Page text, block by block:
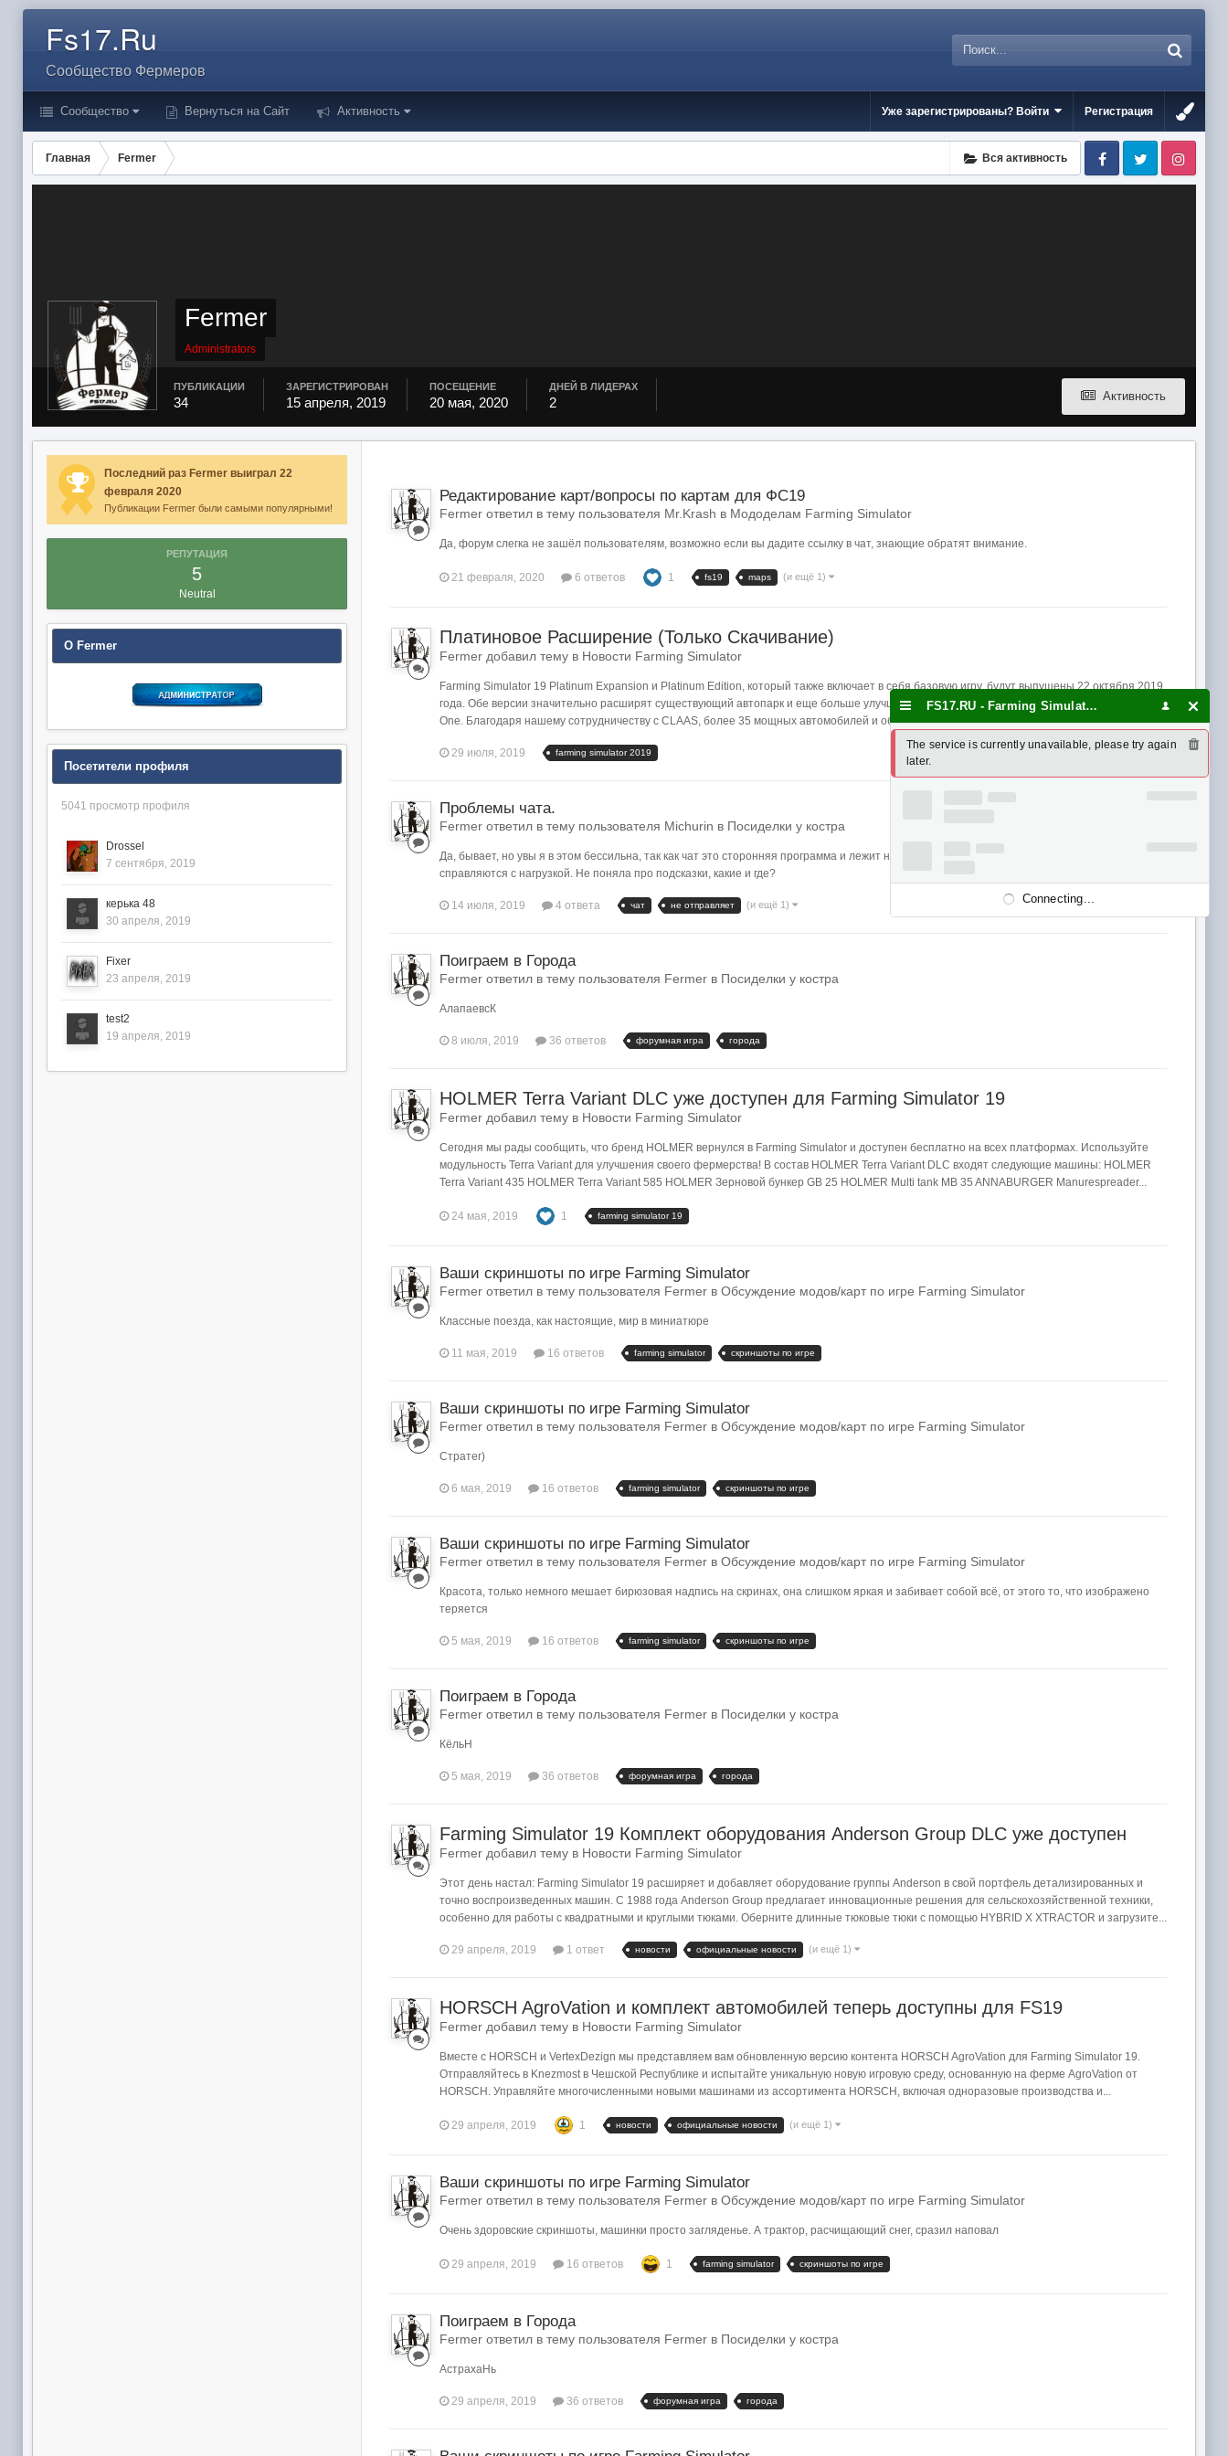
Fs17.Ru
Сообщество Фермеров
Сообщество Вернуться на Сайт Активность Уже зарегистрированы? Войти Регистрация
Вся активность
Главная Fermer FacebookTwitter
Fermer
Administrators
Активность
ПУБЛИКАЦИИ
34
ЗАРЕГИСТРИРОВАН
15 апреля, 2019
ПОСЕЩЕНИЕ
20 мая, 2020
ДНЕЙ В ЛИДЕРАХ
2
Последний раз Fermer выиграл 22
февраля 2020
Публикации Fermer были самыми популярными!
РЕПУТАЦИЯ
5
Neutral
О Fermer
Посетители профиля
5041 просмотр профиля
Drossel
7 сентября, 2019
керька 48
30 апреля, 2019
Fixer
23 апреля, 2019
test2
19 апреля, 2019
Редактирование карт/вопросы по картам для ФС19
Fermer ответил в тему пользователя Mr.Krash в Мододелам Farming Simulator
Да, форум слегка не зашёл пользователям, возможно если вы дадите ссылку в чат, знающие обратят внимание.
21 февраля, 2020 6 ответов 1 fs19 maps (и ещё 1)
Платиновое Расширение (Только Скачивание)
Fermer добавил тему в Новости Farming Simulator
Farming Simulator 19 Platinum Expansion и Platinum Edition, который также включает в себя базовую игру, будут выпущены 22 октября 2019
года. Обе версии значительно расширят существующий автопарк и еще больше улучшат игровой опыт на PC / Mac, PlayStation 4 и Xbox
One. Благодаря нашему сотрудничеству с CLAAS, более 35 мощных автомобилей и оборудования из ультрасовременного ассортимента...
29 июля, 2019 farming simulator 2019
Проблемы чата.
Fermer ответил в тему пользователя Michurin в Посиделки у костра
Да, бывает, но увы я в этом бессильна, так как чат это сторонняя программа и лежит на серваке разработчика. И иногда видимо серваки не
справляются с нагрузкой. Не поняла про подсказки, какие и где?
14 июля, 2019 4 ответа чат не отправляет (и ещё 1)
Поиграем в Города
Fermer ответил в тему пользователя Fermer в Посиделки у костра
АлапаевсК
8 июля, 2019 36 ответов форумная игра города
HOLMER Terra Variant DLC уже доступен для Farming Simulator 19
Fermer добавил тему в Новости Farming Simulator
Сегодня мы рады сообщить, что бренд HOLMER вернулся в Farming Simulator и доступен бесплатно на всех платформах. Используйте
модульность Terra Variant для улучшения своего фермерства! В состав HOLMER Terra Variant DLC входят следующие машины: HOLMER
Terra Variant 435 HOLMER Terra Variant 585 HOLMER Зерновой бункер GB 25 HOLMER Multi tank MB 35 ANNABURGER Manurespreader...
24 мая, 2019 1 farming simulator 19
Ваши скриншоты по игре Farming Simulator
Fermer ответил в тему пользователя Fermer в Обсуждение модов/карт по игре Farming Simulator
Классные поезда, как настоящие, мир в миниатюре
11 мая, 2019 16 ответов farming simulator скриншоты по игре
Ваши скриншоты по игре Farming Simulator
Fermer ответил в тему пользователя Fermer в Обсуждение модов/карт по игре Farming Simulator
Стратег)
6 мая, 2019 16 ответов farming simulator скриншоты по игре
Ваши скриншоты по игре Farming Simulator
Fermer ответил в тему пользователя Fermer в Обсуждение модов/карт по игре Farming Simulator
Красота, только немного мешает бирюзовая надпись на скринах, она слишком яркая и забивает собой всё, от этого то, что изображено
теряется
5 мая, 2019 16 ответов farming simulator скриншоты по игре
Поиграем в Города
Fermer ответил в тему пользователя Fermer в Посиделки у костра
КёльН
5 мая, 2019 36 ответов форумная игра города
Farming Simulator 19 Комплект оборудования Anderson Group DLC уже доступен
Fermer добавил тему в Новости Farming Simulator
Этот день настал: Farming Simulator 19 расширяет и добавляет оборудование группы Anderson в свой портфель детализированных и
точно воспроизведенных машин. С 1988 года Anderson Group предлагает инновационные решения для сельскохозяйственной техники,
особенно для работы с квадратными и круглыми тюками. Оберните длинные тюковые тюки с помощью HYBRID X XTRACTOR и загрузите...
29 апреля, 2019 1 ответ новости официальные новости (и ещё 1)
HORSCH AgroVation и комплект автомобилей теперь доступны для FS19
Fermer добавил тему в Новости Farming Simulator
Вместе с HORSCH и VertexDezign мы представляем вам обновленную версию контента HORSCH AgroVation для Farming Simulator 19.
Отправляйтесь в Knezmost в Чешской Республике и испытайте уникальную новую игровую среду, основанную на ферме AgroVation от
HORSCH. Управляйте многочисленными новыми машинами из ассортимента HORSCH, включая одноразовые производства и...
29 апреля, 2019 1 новости официальные новости (и ещё 1)
Ваши скриншоты по игре Farming Simulator
Fermer ответил в тему пользователя Fermer в Обсуждение модов/карт по игре Farming Simulator
Очень здоровские скриншоты, машинки просто загляденье. А трактор, расчищающий снег, сразил наповал
29 апреля, 2019 16 ответов 1 farming simulator скриншоты по игре
Поиграем в Города
Fermer ответил в тему пользователя Fermer в Посиделки у костра
АстрахаНь
29 апреля, 2019 36 ответов форумная игра города
FS17.RU - Farming Simulator 17/19 - моды, карты
The service is currently unavailable, please try again
later.
Connecting...